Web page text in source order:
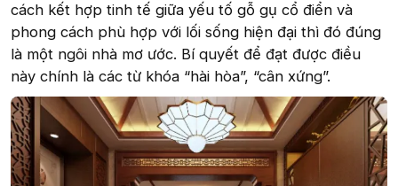
cách kết hợp tinh tế giữa yếu tố gỗ gụ cổ điển và
phong cách phù hợp với lối sống hiện đại thì đó đúng
là một ngôi nhà mơ ước. Bí quyết để đạt được điều
này chính là các từ khóa “hài hòa”, “cân xứng”.